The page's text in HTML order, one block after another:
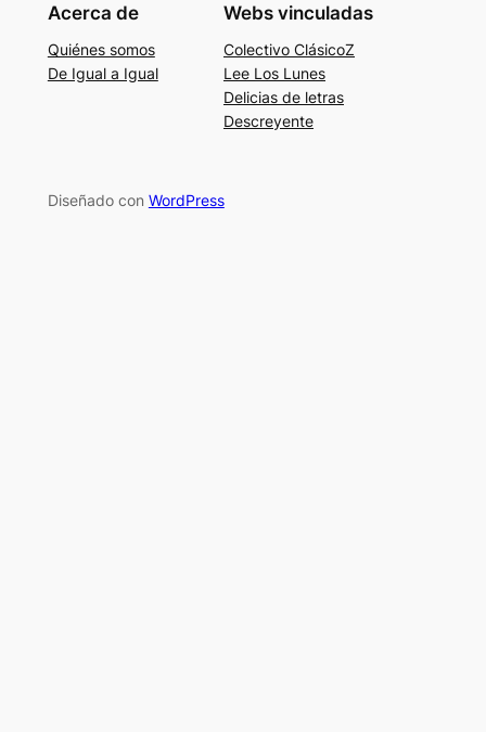
Acerca de
Quiénes somos
De Igual a Igual
Webs vinculadas
Colectivo ClásicoZ
Lee Los Lunes
Delicias de letras
Descreyente
Diseñado con WordPress